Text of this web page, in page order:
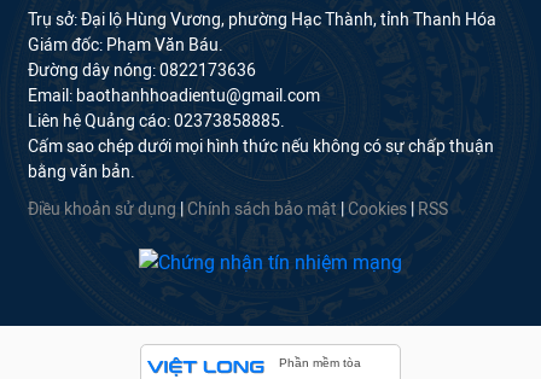
Trụ sở: Đại lộ Hùng Vương, phường Hạc Thành, tỉnh Thanh Hóa
Giám đốc: Phạm Văn Báu.
Đường dây nóng: 0822173636
Email: baothanhhoadientu@gmail.com
Liên hệ Quảng cáo: 02373858885.
Cấm sao chép dưới mọi hình thức nếu không có sự chấp thuận
bằng văn bản.
Điều khoản sử dụng Chính sách bảo mật Cookies RSS
Phần mềm tòa